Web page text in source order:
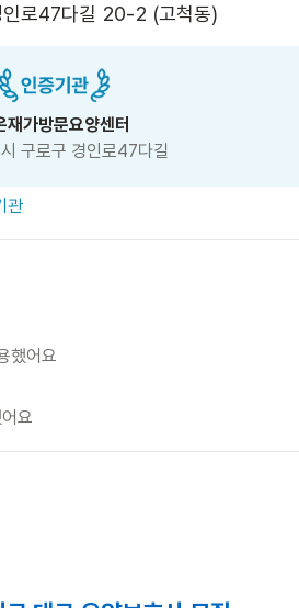
인로47다길 20-2 (고척동)
재가방문요양센터
구로구 경인로47다길
관
했어요
요